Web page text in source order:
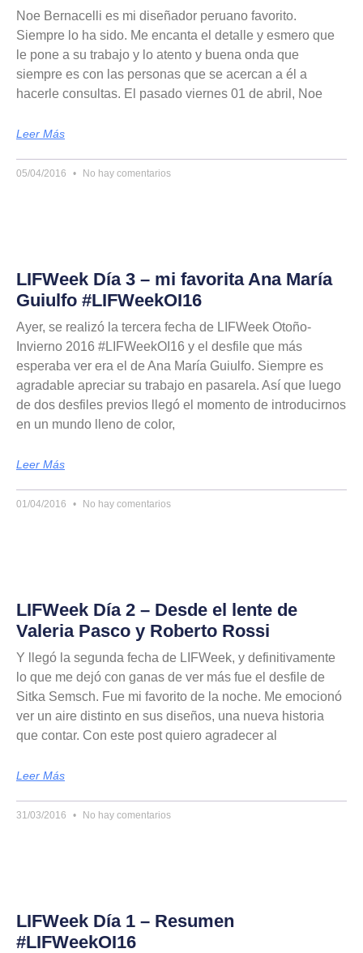
Noe Bernacelli es mi diseñador peruano favorito.
Siempre lo ha sido. Me encanta el detalle y esmero que
le pone a su trabajo y lo atento y buena onda que
siempre es con las personas que se acercan a él a
hacerle consultas. El pasado viernes 01 de abril, Noe
Leer Más
05/04/2016 No hay comentarios
LIFWeek Día 3 – mi favorita Ana María
Guiulfo #LIFWeekOI16
Ayer, se realizó la tercera fecha de LIFWeek Otoño-
Invierno 2016 #LIFWeekOI16 y el desfile que más
esperaba ver era el de Ana María Guiulfo. Siempre es
agradable apreciar su trabajo en pasarela. Así que luego
de dos desfiles previos llegó el momento de introducirnos
en un mundo lleno de color,
Leer Más
01/04/2016 No hay comentarios
LIFWeek Día 2 – Desde el lente de
Valeria Pasco y Roberto Rossi
Y llegó la segunda fecha de LIFWeek, y definitivamente
lo que me dejó con ganas de ver más fue el desfile de
Sitka Semsch. Fue mi favorito de la noche. Me emocionó
ver un aire distinto en sus diseños, una nueva historia
que contar. Con este post quiero agradecer al
Leer Más
31/03/2016 No hay comentarios
LIFWeek Día 1 – Resumen
#LIFWeekOI16